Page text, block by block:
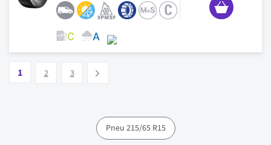
Vous lisez actuellement la page
1 2 3
Pneu 215/65 R15